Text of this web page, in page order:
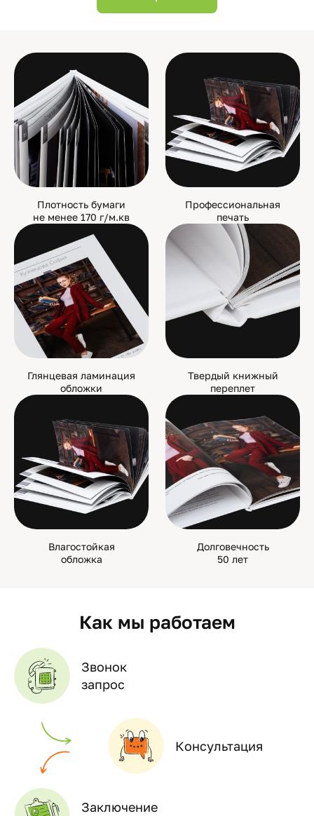
Плотность бумаги
не менее 170 г/м.кв
Профессиональная
печать
Глянцевая ламинация
обложки
Твердый книжный
переплет
Влагостойкая
обложка
Долговечность
50 лет
Как мы работаем
Звонок
запрос
Консультация
Заключение